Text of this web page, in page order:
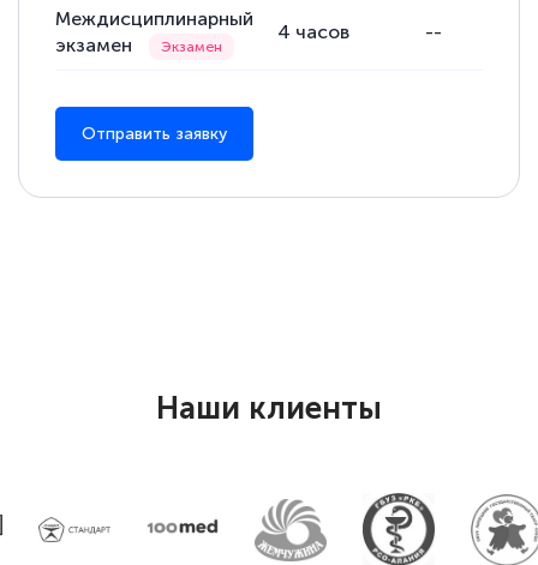
вежливое сопровождение! Всё чётко и
понятно! Проходила повышение
специальности «Тренер-преподаватель
по тяжелой атлетике»! Хочется
оперативно связались со мной
специалисты, ответили на все
Междисциплинарный
экзамен
4 часов --
Отправить заявку
Наши клиенты